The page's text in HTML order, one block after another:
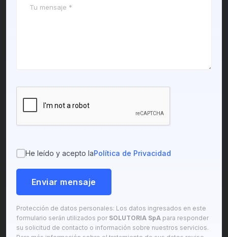
He leído y acepto laPolítica de Privacidad
Enviar mensaje
Protección de datos personales: Los datos ingresados en este
formulario serán utilizados por SOLUTORIA SpA para responder
su solicitud de contacto o información sobre nuestros servicios.